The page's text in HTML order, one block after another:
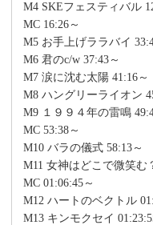
M4 SKEフェスティバル
MC 16:26～
M5 お手上げララバイ
M6 君のc/w 37:43～
M7 涙に沈む太陽 41:16～
M8 ハングリーライオン
M9 １９９４年の雷鳴
MC 53:38～
M10 バラの儀式 58:13～
M11 女神はどこで微笑む
MC 01:06:45～
M12 ハートのベクトル
M13 キンモクセイ